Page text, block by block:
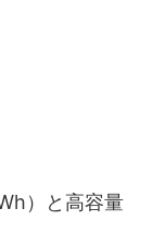
）と高容量